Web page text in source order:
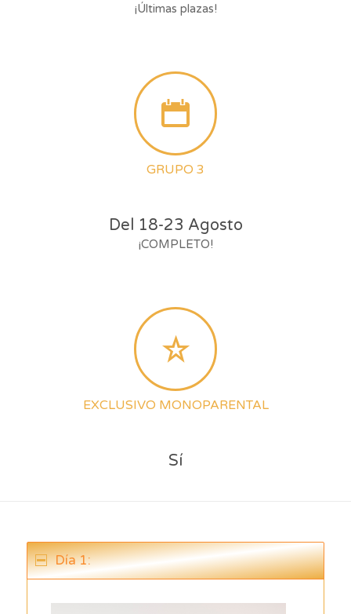
¡Últimas plazas!
GRUPO 3
Del 18-23 Agosto
¡COMPLETO!
EXCLUSIVO MONOPARENTAL
Sí
Día 1: